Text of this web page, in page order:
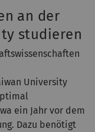
an der
studieren
University
ein Jahr vor dem
Dazu benötigt